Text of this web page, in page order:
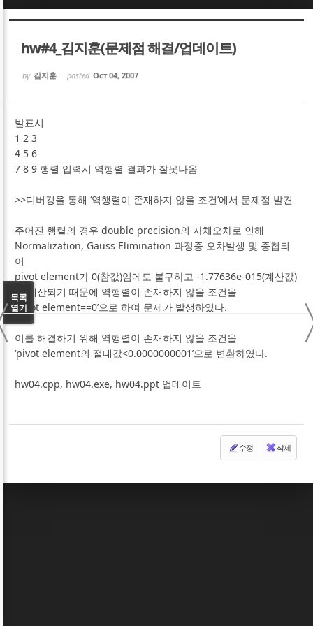
hw#4_김지훈(문제점 해결/업데이트)
by 김지훈 posted Oct 04, 2007
발표시
1 2 3
4 5 6
7 8 9 행렬 입력시 역행렬 결과가 잘못나옴
>>디버깅을 통해 ‘역행렬이 존재하지 않을 조건’에서 문제점 발견
주어진 행렬의 경우 double precision의 자체오차로 인해
Normalization, Gauss Elimination 과정중 오차발생 및 중첩되
어
pivot element가 0(참값)임에도 불구하고 -1.77636e-015(계산값)
로 계산되기 때문에 역행렬이 존재하지 않을 조건을
‘pivot element==0’으로 하여 문제가 발생하였다.
이를 해결하기 위해 역행렬이 존재하지 않을 조건을
‘pivot element의 절대값<0.0000000001’으로 변환하였다.
hw04.cpp, hw04.exe, hw04.ppt 업데이트
수정 삭제
목록
열기
Sketchbook5, 스케치북5
Sketchbook5, 스케치북5
Sketchbook5, 스케치북5
Sketchbook5, 스케치북5